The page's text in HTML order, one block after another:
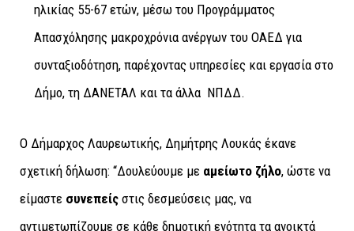
ηλικίας 55-67 ετών, μέσω του Προγράμματος
Απασχόλησης μακροχρόνια ανέργων του ΟΑΕΔ για
συνταξιοδότηση, παρέχοντας υπηρεσίες και εργασία στο
Δήμο, τη ΔΑΝΕΤΑΛ και τα άλλα ΝΠΔΔ.
O Δήμαρχος Λαυρεωτικής, Δημήτρης Λουκάς έκανε
σχετική δήλωση: “Δουλεύουμε με αμείωτο ζήλο, ώστε να
είμαστε συνεπείς στις δεσμεύσεις μας, να
αντιμετωπίζουμε σε κάθε δημοτική ενότητα τα ανοικτά